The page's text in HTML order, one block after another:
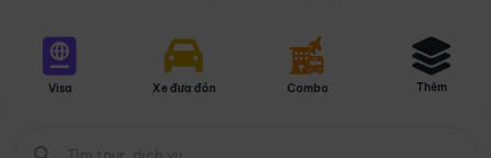
Visa Xe đưa đón Combo Thêm